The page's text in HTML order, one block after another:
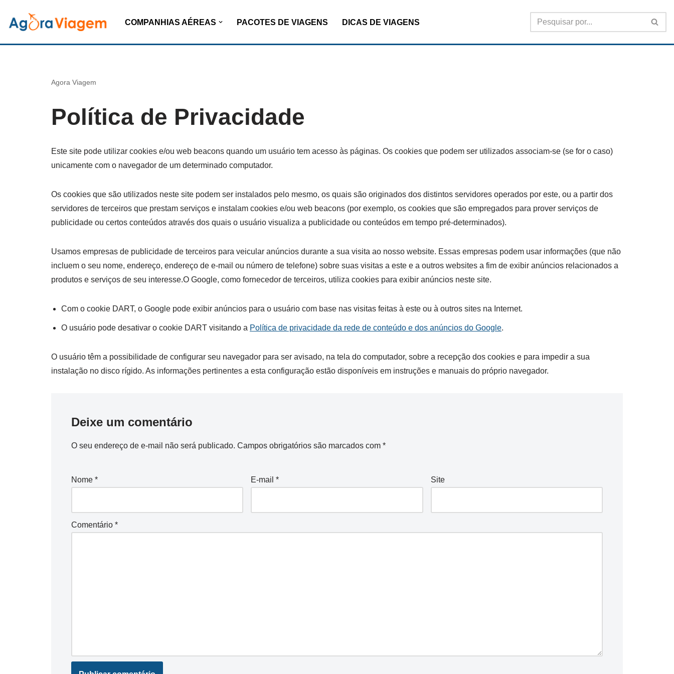
Pular
para
COMPANHIAS AÉREAS PACOTES DE VIAGENS DICAS DE VIAGENS
Agora Viagem
Política de Privacidade
Este site pode utilizar cookies e/ou web beacons quando um usuário tem acesso às páginas. Os cookies que podem ser utilizados associam-se (se for o caso)
unicamente com o navegador de um determinado computador.
Os cookies que são utilizados neste site podem ser instalados pelo mesmo, os quais são originados dos distintos servidores operados por este, ou a partir dos
servidores de terceiros que prestam serviços e instalam cookies e/ou web beacons (por exemplo, os cookies que são empregados para prover serviços de
publicidade ou certos conteúdos através dos quais o usuário visualiza a publicidade ou conteúdos em tempo pré-determinados).
Usamos empresas de publicidade de terceiros para veicular anúncios durante a sua visita ao nosso website. Essas empresas podem usar informações (que não
incluem o seu nome, endereço, endereço de e-mail ou número de telefone) sobre suas visitas a este e a outros websites a fim de exibir anúncios relacionados a
produtos e serviços de seu interesse.O Google, como fornecedor de terceiros, utiliza cookies para exibir anúncios neste site.
Com o cookie DART, o Google pode exibir anúncios para o usuário com base nas visitas feitas à este ou à outros sites na Internet.
O usuário pode desativar o cookie DART visitando a Política de privacidade da rede de conteúdo e dos anúncios do Google.
O usuário têm a possibilidade de configurar seu navegador para ser avisado, na tela do computador, sobre a recepção dos cookies e para impedir a sua
instalação no disco rígido. As informações pertinentes a esta configuração estão disponíveis em instruções e manuais do próprio navegador.
Deixe um comentário
O seu endereço de e-mail não será publicado. Campos obrigatórios são marcados com *
Nome * E-mail* Site
Comentário *